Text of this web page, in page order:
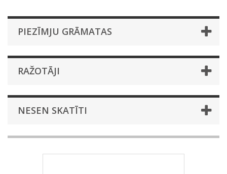
PIEZĪMJU GRĀMATAS
RAŽOTĀJI
NESEN SKATĪTI